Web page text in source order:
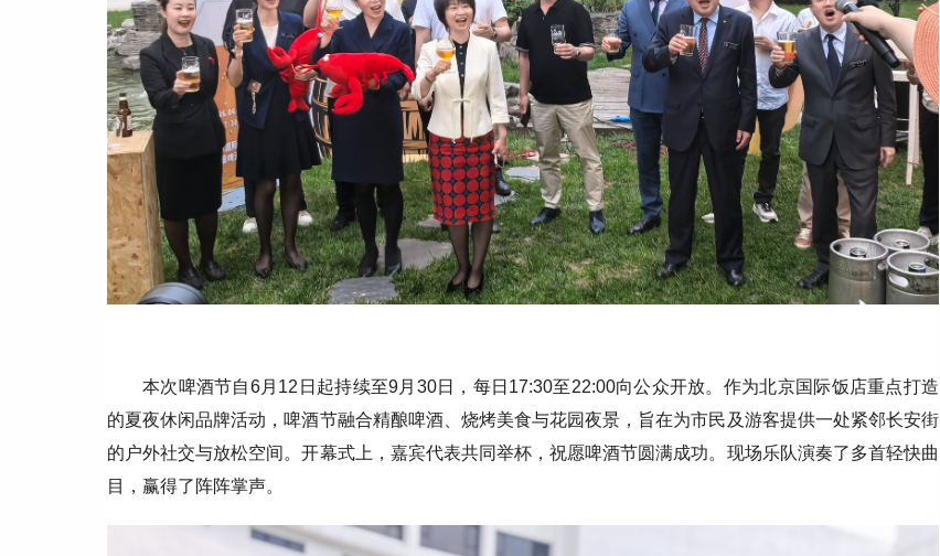
本次啤酒节自6月12日起持续至9月30日，每日17:30至22:00向公众开放。作为北京国际饭店重点打造
的夏夜休闲品牌活动，啤酒节融合精酿啤酒、烧烤美食与花园夜景，旨在为市民及游客提供一处紧邻长安街
的户外社交与放松空间。开幕式上，嘉宾代表共同举杯，祝愿啤酒节圆满成功。现场乐队演奏了多首轻快曲
目，赢得了阵阵掌声。